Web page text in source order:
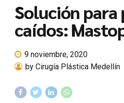
Solución para
caídos:
9 noviembre, 2020
by Cirugía Plástica Medellín